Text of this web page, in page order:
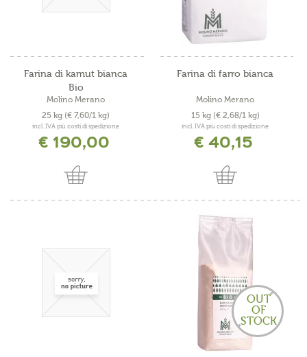
Farina di kamut bianca
Bio
Molino Merano
25 kg (€ 7,60/1 kg)
incl. IVA più costi di spedizione
€ 190,00
Farina di farro bianca
Molino Merano
15 kg (€ 2,68/1 kg)
incl. IVA più costi di spedizione
€ 40,15
OUT
OF
STOCK